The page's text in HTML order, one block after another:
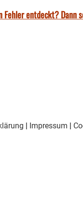
Fehler entdeckt? Dann
| Impressum |